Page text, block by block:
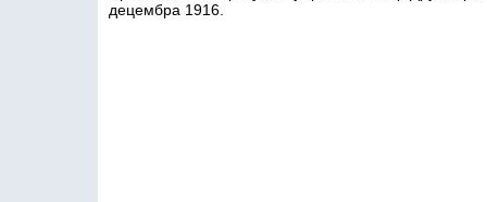
децембра 1916.